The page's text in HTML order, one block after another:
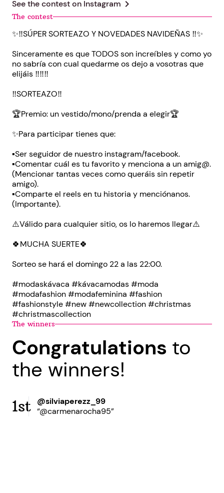
See the contest on Instagram chevron_right
The contest
✨‼️SÚPER SORTEAZO Y NOVEDADES NAVIDEÑAS ‼️✨
Sinceramente es que TODOS son increíbles y como yo
no sabría con cual quedarme os dejo a vosotras que
elijáis ‼️‼️‼️
‼️SORTEAZO‼️
🏆Premio: un vestido/mono/prenda a elegir🏆
✨Para participar tienes que:
▪️Ser seguidor de nuestro instagram/facebook.
▪️Comentar cuál es tu favorito y menciona a un amig@.
(Mencionar tantas veces como queráis sin repetir
amigo).
▪️Comparte el reels en tu historia y menciónanos.
(Importante).
⚠️Válido para cualquier sitio, os lo haremos llegar⚠️
🍀MUCHA SUERTE🍀
Sorteo se hará el domingo 22 a las 22:00.
#modaskávaca #kávacamodas #moda
#modafashion #modafeminina #fashion
#fashionstyle #new #newcollection #christmas
#christmascollection
The winners
Congratulations to
the winners!
1st
@silviaperezz_99
“@carmenarocha95”